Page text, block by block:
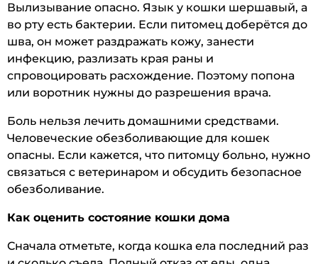
Вылизывание опасно. Язык у кошки шершавый, а
во рту есть бактерии. Если питомец доберётся до
шва, он может раздражать кожу, занести
инфекцию, разлизать края раны и
спровоцировать расхождение. Поэтому попона
или воротник нужны до разрешения врача.
Боль нельзя лечить домашними средствами.
Человеческие обезболивающие для кошек
опасны. Если кажется, что питомцу больно, нужно
связаться с ветеринаром и обсудить безопасное
обезболивание.
Как оценить состояние кошки дома
Сначала отметьте, когда кошка ела последний раз